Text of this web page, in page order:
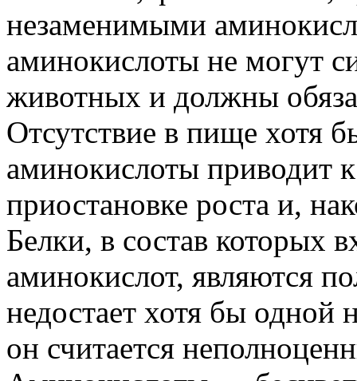
незаменимыми
аминокислоты не могут
животных и должны
Отсутствие в пище хотя
аминокислоты приводит
приостановке роста и,
Белки, в состав которых
аминокислот, являются
недостает хотя бы одной
он считается